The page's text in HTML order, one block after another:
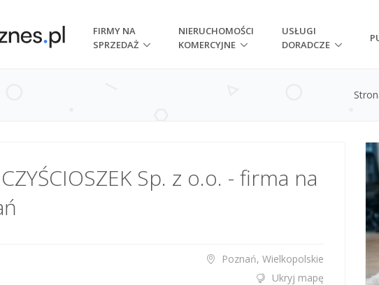
FIRMY NA
SPRZEDAŻ
NIERUCHOMOŚCI
KOMERCYJNE
USŁUGI
DORADCZE
Sp. z o.o. - firma na
Poznań, Wielkopolskie
Ukryj mapę